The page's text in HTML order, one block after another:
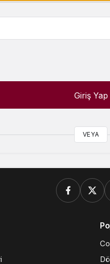
Giriş Yap
VEYA